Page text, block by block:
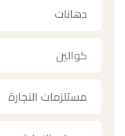
دهانات
كوالين
مستلزمات النجارة